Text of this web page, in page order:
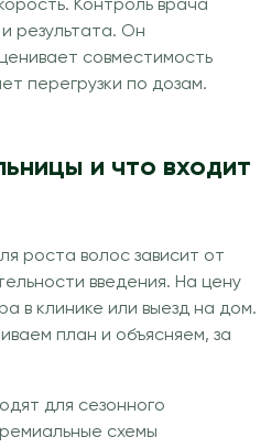
Контроль врача
результата. Он
совместимость
перегрузки по дозам.
и что входит
роста волос зависит от
введения. На цену
в клинике или выезд на дом.
план и объясняем, за
для сезонного
схемы